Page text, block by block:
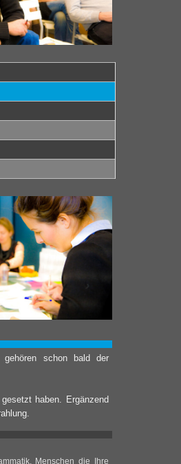
gehören schon bald der
haben. Ergänzend
Menschen die Ihre